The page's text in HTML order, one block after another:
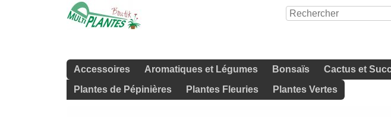
Accessoires Aromatiques et Légumes Bonsaïs Cactus et
Plantes de Pépinières
Plantes Fleuries Plantes Vertes